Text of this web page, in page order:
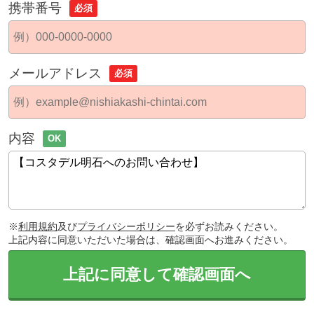
携帯番号 必須
メールアドレス 必須
内容 OK
※利用規約及びプライバシーポリシーを必ずお読みください。
上記内容に同意いただいた場合は、確認画面へお進みください。
上記に同意して確認画面へ